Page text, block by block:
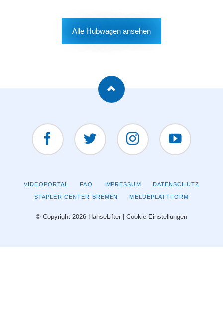
Alle Hubwagen ansehen
NAVIGATION
ÜBERSPRINGEN
VIDEOPORTAL FAQ IMPRESSUM DATENSCHUTZ
STAPLER CENTER BREMEN MELDEPLATTFORM
© Copyright 2026 HanseLifter | Cookie-Einstellungen